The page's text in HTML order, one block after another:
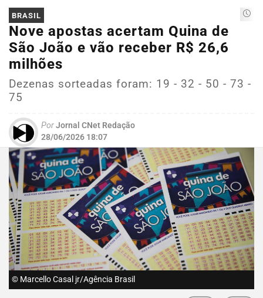
BRASIL
Nove apostas acertam Quina de
São João e vão receber R$ 26,6
milhões
Dezenas sorteadas foram: 19 - 32 - 50 - 73 -
75
PorJornal CNet Redação
28/06/2026 18:07
© Marcello Casal jr/Agência Brasil